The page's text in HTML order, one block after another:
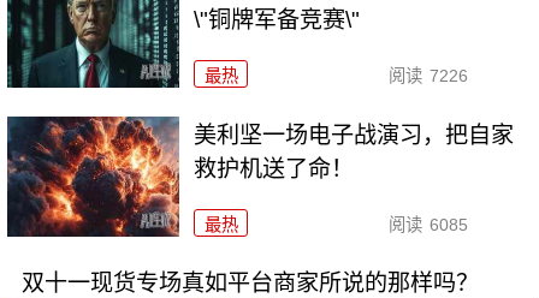
\"铜牌军备竞赛\"
最热 阅读 7226
美利坚一场电子战演习，把自家
救护机送了命！
最热 阅读 6085
双十一现货专场真如平台商家所说的那样吗？